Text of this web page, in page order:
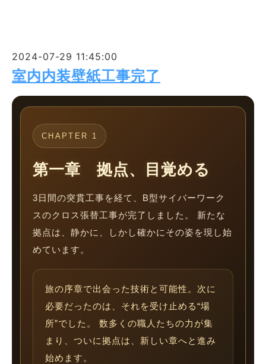
2024-07-29 11:45:00
室内内装壁紙工事完了
CHAPTER 1
第一章 拠点、目覚める
3日間の突貫工事を経て、B型サイバーワーク
スのクロス張替工事が完了しました。 新たな
拠点は、静かに、しかし確かにその姿を現し始
めています。
旅の序章で出会った技術と可能性。次に
必要だったのは、それを受け止める“場
所”でした。 数多くの職人たちの力が集
まり、ついに拠点は、新しい章へと進み
始めます。